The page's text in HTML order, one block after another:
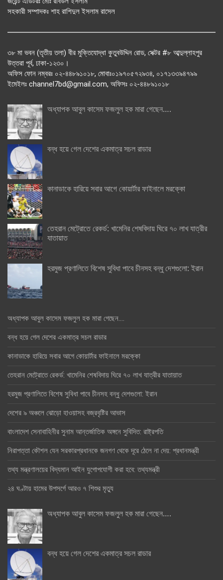
সহকারী সম্পাদকঃ শাহ রাশিদুল ইসলাম রাসেল
৩৮ মা ভবন (তৃতীয় তলা) বীর মুক্তিযোদ্ধা কুতুবউদ্দিন রোড, সেক্টর #৮ আব্দুল্লাহপুর
উত্তরা পূর্ব, ঢাকা-১২৩০।
অফিস ফোন নম্বরঃ ০২-৪৪৮৯১০১৮, মোবাঃ০১৯৭০৫৭২৯৩৪, ০১৭১৩৩৯৪৭৯৯
ইমেইলঃ channel7bd@gmail.com, অফিসঃ ০২-৪৪৮৯১০১৮
অধ্যাপক আবুল কাসেম ফজলুল হক মারা গেছেন….
বন্ধ হয়ে গেল দেশের একমাত্র সচল রাডার
কানাডাকে হারিয়ে সবার আগে কোয়ার্টার ফাইনালে মরক্কো
তেহরান মেট্রোতে রেকর্ড: খামেনির শেষবিদায় ঘিরে ৭০ লাখ যাত্রীর
যাতায়াত
হরমুজ প্রণালিতে বিশেষ সুবিধা পাবে চীনসহ বন্ধু দেশগুলো: ইরান
অধ্যাপক আবুল কাসেম ফজলুল হক মারা গেছেন….
বন্ধ হয়ে গেল দেশের একমাত্র সচল রাডার
কানাডাকে হারিয়ে সবার আগে কোয়ার্টার ফাইনালে মরক্কো
তেহরান মেট্রোতে রেকর্ড: খামেনির শেষবিদায় ঘিরে ৭০ লাখ যাত্রীর যাতায়াত
হরমুজ প্রণালিতে বিশেষ সুবিধা পাবে চীনসহ বন্ধু দেশগুলো: ইরান
দেশের ৯ অঞ্চলে ঝোড়ো হাওয়াসহ বজ্রবৃষ্টির আভাস
বাংলাদেশ সেনাবাহিনীর সুনাম আন্তর্জাতিক অঙ্গনে সুবিদিত: রাষ্ট্রপতি
নিরাপত্তা কৌশল যেন সরকারপ্রধানকে জনগণ থেকে দূরে ঠেলে না দেয়: প্রধানমন্ত্রী
তথ্য মন্ত্রণালয়ের বিদ্যমান আইন যুগোপযোগী করা হবে: তথ্যমন্ত্রী
২৪ ঘণ্টায় হামের উপসর্গে আরও ৭ শিশুর মৃত্যু
অধ্যাপক আবুল কাসেম ফজলুল হক মারা গেছেন….
বন্ধ হয়ে গেল দেশের একমাত্র সচল রাডার